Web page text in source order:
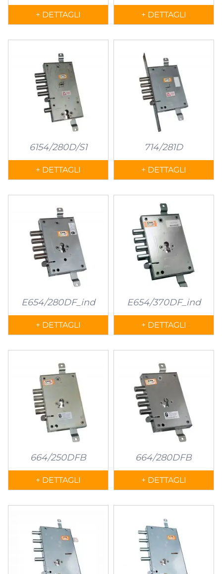
+ DETTAGLI + DETTAGLI
6154/280D/S1
+ DETTAGLI
714/281D
+ DETTAGLI
E654/280DF_ind
+ DETTAGLI
E654/370DF_ind
+ DETTAGLI
664/250DFB
+ DETTAGLI
664/280DFB
+ DETTAGLI